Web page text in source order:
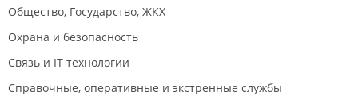
Общество, Государство, ЖКХ
Охрана и безопасность
Связь и IT технологии
Справочные, оперативные и экстренные службы